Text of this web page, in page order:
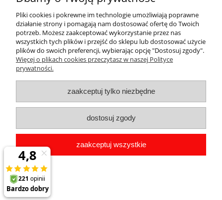
do koszyka
Pomoc
Dostawa
Moje konto
Gwarancja i zwroty
O firmie
Pliki cookies i pokrewne im technologie umożliwiają poprawne
działanie strony i pomagają nam dostosować ofertę do Twoich
potrzeb. Możesz zaakceptować wykorzystanie przez nas
wszystkich tych plików i przejść do sklepu lub dostosować użycie
plików do swoich preferencji, wybierając opcję "Dostosuj zgody".
Więcej o plikach cookies przeczytasz w naszej Polityce
prywatności.
zaakceptuj tylko niezbędne
dostosuj zgody
zaakceptuj wszystkie